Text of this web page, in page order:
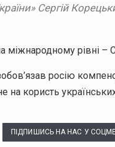
Сергій
міжнародному рівні –
росію
на користь
ПІДПИШИСЬ НА НАС У